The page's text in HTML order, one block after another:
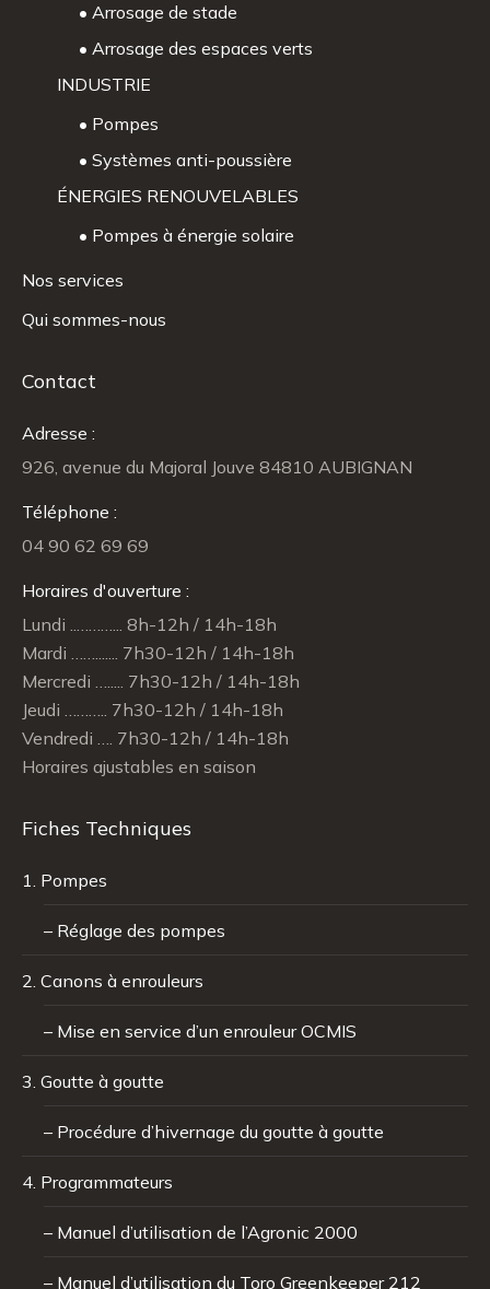
• Arrosage de stade
• Arrosage des espaces verts
INDUSTRIE
• Pompes
• Systèmes anti-poussière
ÉNERGIES RENOUVELABLES
• Pompes à énergie solaire
Nos services
Qui sommes-nous
Contact
Adresse :
926, avenue du Majoral Jouve 84810 AUBIGNAN
Téléphone :
04 90 62 69 69
Horaires d'ouverture :
Lundi ..………... 8h-12h / 14h-18h
Mardi ……....... 7h30-12h / 14h-18h
Mercredi …..... 7h30-12h / 14h-18h
Jeudi ……….. 7h30-12h / 14h-18h
Vendredi …. 7h30-12h / 14h-18h
Horaires ajustables en saison
Fiches Techniques
1. Pompes
– Réglage des pompes
2. Canons à enrouleurs
– Mise en service d’un enrouleur OCMIS
3. Goutte à goutte
– Procédure d’hivernage du goutte à goutte
4. Programmateurs
– Manuel d’utilisation de l’Agronic 2000
– Manuel d’utilisation du Toro Greenkeeper 212